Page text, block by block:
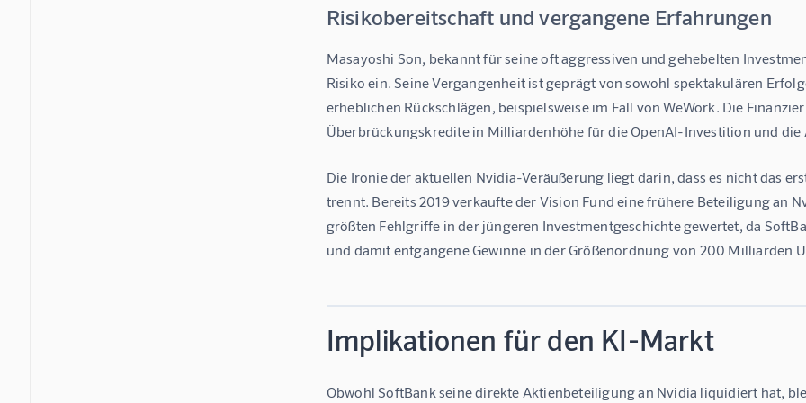
Risikobereitschaft und vergangene Erfahrungen
Masayoshi Son, bekannt für seine oft aggressiven und gehebelten
Risiko ein. Seine Vergangenheit ist geprägt von sowohl spektakulären
erheblichen Rückschlägen, beispielsweise im Fall von WeWork. Die
Überbrückungskredite in Milliardenhöhe für die OpenAI-Investition und
Die Ironie der aktuellen Nvidia-Veräußerung liegt darin, dass es nicht das
trennt. Bereits 2019 verkaufte der Vision Fund eine frühere Beteiligung an
größten Fehlgriffe in der jüngeren Investmentgeschichte gewertet, da
und damit entgangene Gewinne in der Größenordnung von 200 Milliarden
Implikationen für den KI-Markt
Obwohl SoftBank seine direkte Aktienbeteiligung an Nvidia liquidiert hat,